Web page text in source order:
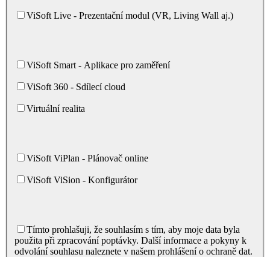
ViSoft Live - Prezentační modul (VR, Living Wall aj.)
ViSoft Smart - Aplikace pro zaměření
ViSoft 360 - Sdílecí cloud
Virtuální realita
ViSoft ViPlan - Plánovač online
ViSoft ViSion - Konfigurátor
Tímto prohlašuji, že souhlasím s tím, aby moje data byla
použita při zpracování poptávky. Další informace a pokyny k
odvolání souhlasu naleznete v našem prohlášení o ochraně dat.